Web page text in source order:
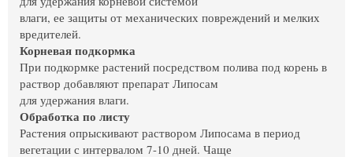
влаги, ее защиты от механических повреждений и мелких
вредителей.
Корневая подкормка
При подкормке растений посредством полива под корень в
раствор добавляют препарат Липосам
для удержания влаги.
Обработка по листу
Растения опрыскивают раствором Липосама в период
вегетации с интервалом 7-10 дней. Чаще